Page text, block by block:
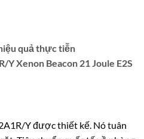
quả thực tiễn
Y Xenon Beacon 21 Joule E2S
Y được thiết kế. Nó tuân